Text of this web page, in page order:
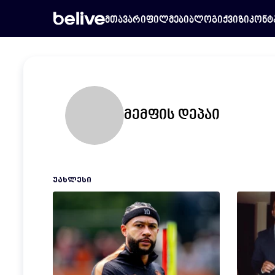
მთავარიფილმებიბლოგიქვიზი
მემფის დეპაი
ᲣᲐᲮᲚᲔᲡᲘ